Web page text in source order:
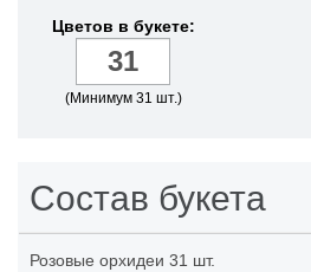
Цветов в букете:
(Минимум 31 шт.)
Состав букета
Розовые орхидеи 31 шт.